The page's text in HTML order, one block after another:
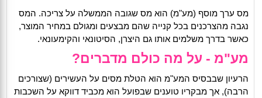
מס ערך מוסף (מע"מ) הוא מס שגובה הממשלה על צריכה. המס
נגבה מהצרכנים בכל קנייה שהם מבצעים ומגולם במחיר המוצר,
כאשר בדרך משלמים אותו גם היצרן, הסיטונאי והקימעונאי.
מע"מ - על מה כולם מדברים?
הרעיון שבבסיס המע"מ הוא הטלת מסים על העשירים (שצורכים
הרבה), אך מבקריו טוענים שבפועל הוא מכביד דווקא על השכבות